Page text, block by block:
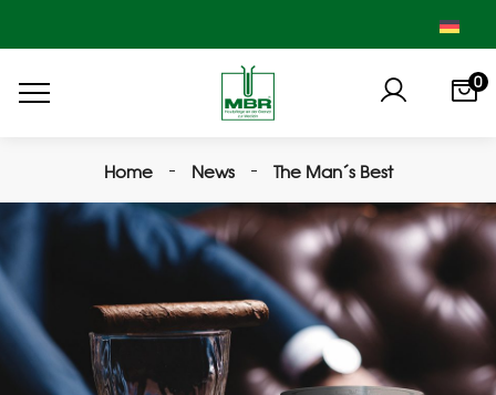
0
Home News The Man´s Best